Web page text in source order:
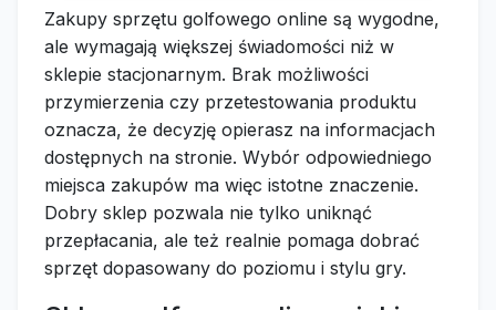
Zakupy sprzętu golfowego online są wygodne,
ale wymagają większej świadomości niż w
sklepie stacjonarnym. Brak możliwości
przymierzenia czy przetestowania produktu
oznacza, że decyzję opierasz na informacjach
dostępnych na stronie. Wybór odpowiedniego
miejsca zakupów ma więc istotne znaczenie.
Dobry sklep pozwala nie tylko uniknąć
przepłacania, ale też realnie pomaga dobrać
sprzęt dopasowany do poziomu i stylu gry.